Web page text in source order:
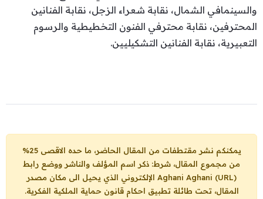
والسينمافي الشمال، نقابة شعراء الزجل، نقابة الفنانين
المحترفين، نقابة محترفي الفنون التخطيطية والرسوم
التعبيرية، نقابة الفنانين التشكيليين.
يمكنكم نشر مقتطفات من المقال الحاضر، ما حده الاقصى 25%
من مجموع المقال، شرط: ذكر اسم المؤلف والناشر ووضع رابط
Aghani Aghani (URL) الإلكتروني الذي يحيل الى مكان مصدر
المقال، تحت طائلة تطبيق احكام قانون حماية الملكية الفكرية.